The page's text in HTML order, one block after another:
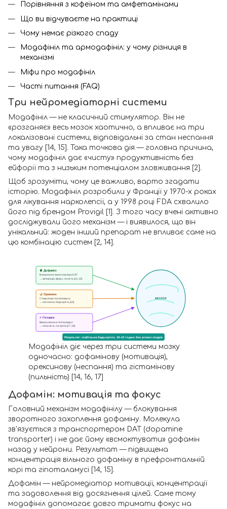
Порівняння з кофеїном та амфетамінами
Що ви відчуваєте на практиці
Чому немає різкого спаду
Модафініл та армодафініл: у чому різниця в
механізмі
Міфи про модафініл
Часті питання (FAQ)
Три нейромедіаторні системи
Модафініл — не класичний стимулятор. Він не
«розганяє» весь мозок хаотично, а впливає на три
локалізовані системи, відповідальні за стан неспання
та увагу [14, 15]. Така точкова дія — головна причина,
чому модафініл дає «чисту» продуктивність без
ейфорії та з низьким потенціалом зловживання [2].
Щоб зрозуміти, чому це важливо, варто згадати
історію. Модафініл розробили у Франції у 1970-х роках
для лікування нарколепсії, а у 1998 році FDA схвалило
його під брендом Provigil [1]. З того часу вчені активно
досліджували його механізм — і виявилося, що він
унікальний: жоден інший препарат не впливає саме на
цю комбінацію систем [2, 14].
МОЗОК
🧠 Дофамін
Блокування транспортера DAT
→ мотивація, фокус, ясність [14, 15]
🌙 Орексин
Стимуляція гіпоталамуса
→ неспання, бадьорість [16]
⚡ Гістамін
Вивільнення в гіпоталамусі
→ пильність, гострота [17, 18]
Результат: стабільна бадьорість 10–12 годин без різких спадів
Модафініл діє через три системи мозку
одночасно: дофамінову (мотивація),
орексинову (неспання) та гістамінову
(пильність) [14, 16, 17]
Дофамін: мотивація та фокус
Головний механізм модафінілу — блокування
зворотного захоплення дофаміну. Молекула
зв'язується з транспортером DAT (dopamine
transporter) і не дає йому «всмоктувати» дофамін
назад у нейрони. Результат — підвищена
концентрація вільного дофаміну в префронтальній
корі та гіпоталамусі [14, 15].
Дофамін — нейромедіатор мотивації, концентрації
та задоволення від досягнення цілей. Саме тому
модафініл допомагає довго тримати фокус на